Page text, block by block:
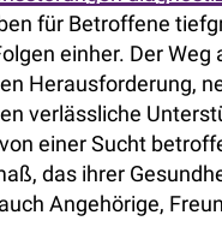
für Betroffene
einher. Der
Herausforderung,
verlässliche
einer Sucht
das ihrer
Angehörige,